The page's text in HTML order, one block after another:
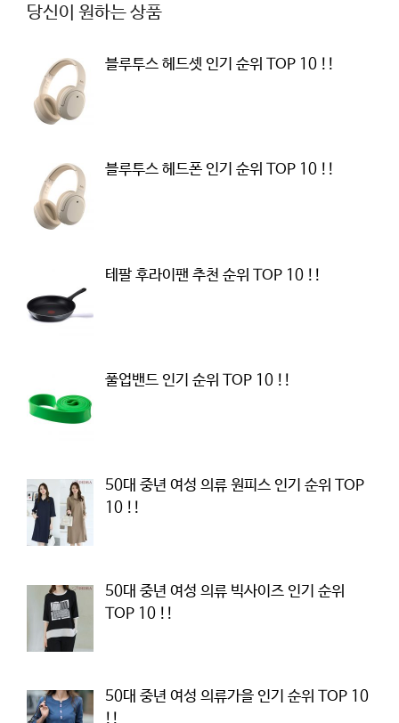
당신이 원하는 상품
블루투스 헤드셋 인기 순위 TOP 10 !!
블루투스 헤드폰 인기 순위 TOP 10 !!
테팔 후라이팬 추천 순위 TOP 10 !!
풀업밴드 인기 순위 TOP 10 !!
50대 중년 여성 의류 원피스 인기 순위 TOP
10 !!
50대 중년 여성 의류 빅사이즈 인기 순위
TOP 10 !!
50대 중년 여성 의류가을 인기 순위 TOP 10
!!